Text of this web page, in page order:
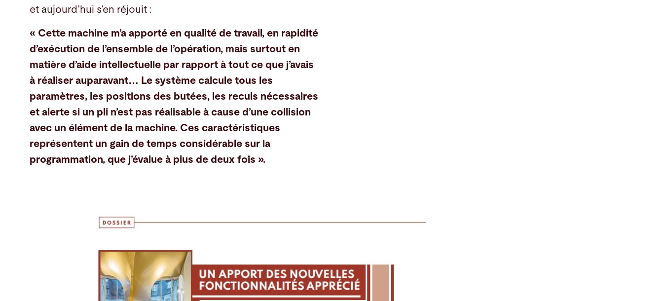
et aujourd’hui s’en réjouit :
« Cette machine m’a apporté en qualité de travail, en rapidité
d’exécution de l’ensemble de l’opération, mais surtout en
matière d’aide intellectuelle par rapport à tout ce que j’avais
à réaliser auparavant… Le système calcule tous les
paramètres, les positions des butées, les reculs nécessaires
et alerte si un pli n’est pas réalisable à cause d’une collision
avec un élément de la machine. Ces caractéristiques
représentent un gain de temps considérable sur la
programmation, que j’évalue à plus de deux fois ».